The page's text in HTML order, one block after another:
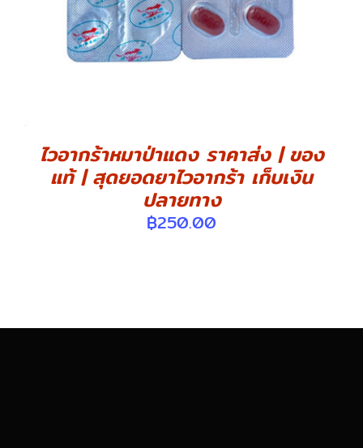
ไวอากร้าหมาป่าแดง ราคาส่ง | ของ
แท้ | สุดยอดยาไวอากร้า เก็บเงิน
ปลายทาง
฿250.00